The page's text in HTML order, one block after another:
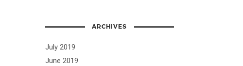
ARCHIVES
July 2019
June 2019